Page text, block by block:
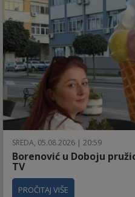
SREDA, 05.08.2026 | 20:59
Borenović u Doboju
TV
PROČITAJ VIŠE